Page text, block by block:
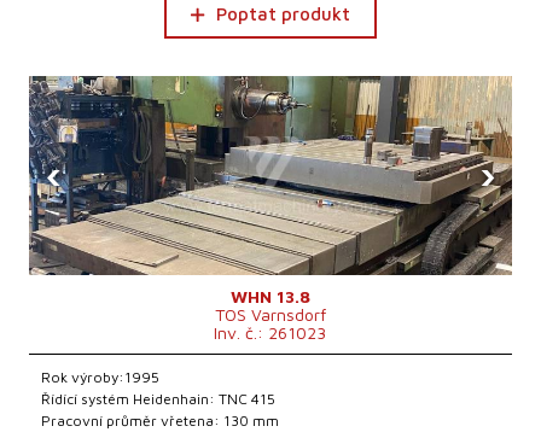
Poptat produkt
‹ ›
WHN 13.8
TOS Varnsdorf
Inv. č.: 261023
Rok výroby:1995
Řídící systém Heidenhain: TNC 415
Pracovní průměr vřetena: 130 mm